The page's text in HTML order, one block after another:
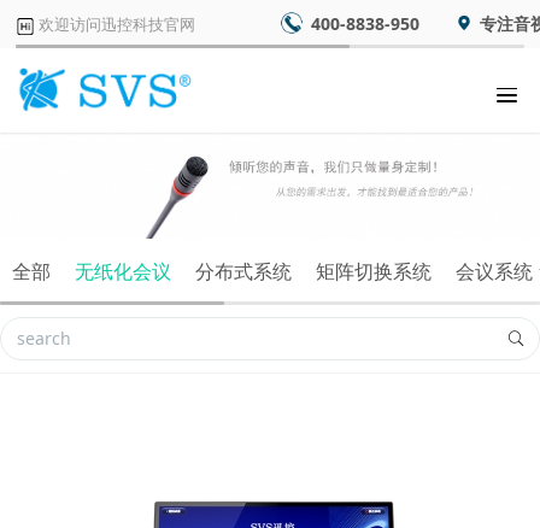
欢迎访问迅控科技官网 400-8838-950 专注音
全部 无纸化会议 分布式系统 矩阵切换系统 会议系统